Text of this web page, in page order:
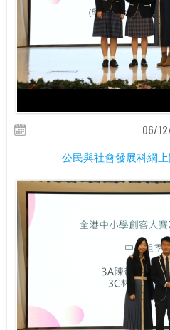
06/
公民與社會發展科網